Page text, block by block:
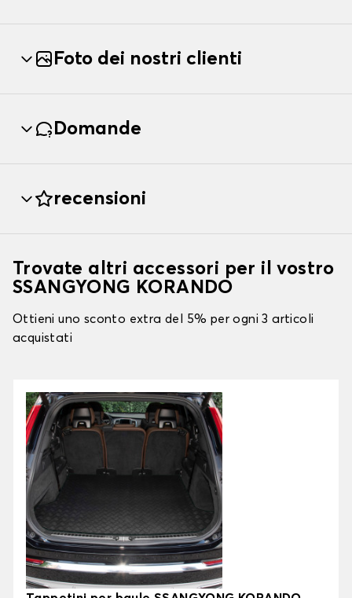
Foto dei nostri clienti
Domande
recensioni
Trovate altri accessori per il vostro
SSANGYONG KORANDO
Ottieni uno sconto extra del 5% per ogni 3 articoli
acquistati